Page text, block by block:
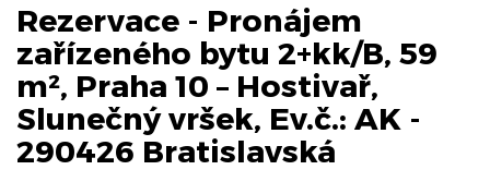
Rezervace - Pronájem
zařízeného bytu 2+kk/B, 59
m², Praha 10 – Hostivař,
Slunečný vršek, Ev.č.: AK -
290426 Bratislavská